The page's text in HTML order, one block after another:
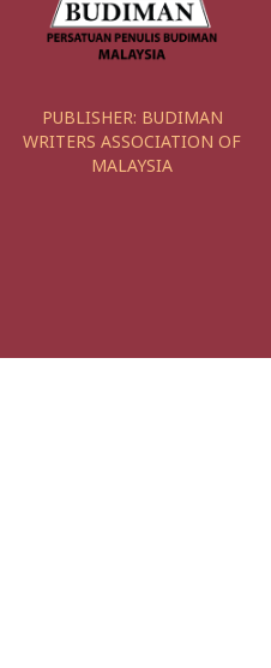
PUBLISHER: BUDIMAN
WRITERS ASSOCIATION OF
MALAYSIA